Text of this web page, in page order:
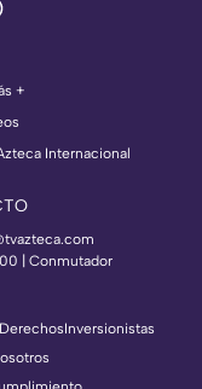
+
Internacional
| Conmutador
DerechosInversionistas